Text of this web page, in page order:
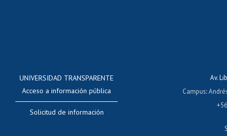
UNIVERSIDAD TRANSPARENTE
Acceso a información pública
Solicitud de información
Av.
Campus: